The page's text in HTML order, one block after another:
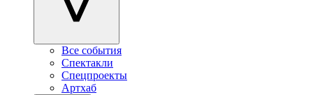
Все события
Спектакли
Спецпроекты
Артхаб